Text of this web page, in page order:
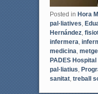
Posted in Hora
pal·liatives
Hernández,
infermera
medicina metge,
PADES
pal·liatius
sanitat, treball